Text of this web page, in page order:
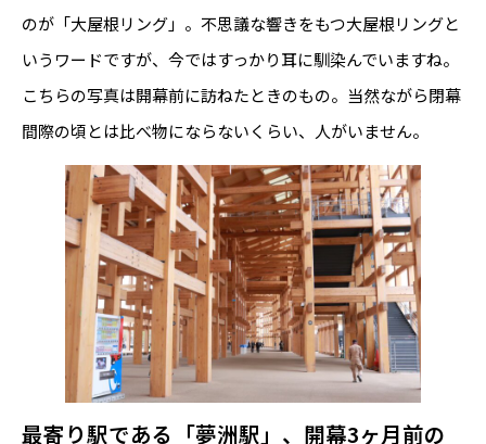
のが「大屋根リング」。不思議な響きをもつ大屋根リングと
いうワードですが、今ではすっかり耳に馴染んでいますね。
こちらの写真は開幕前に訪ねたときのもの。当然ながら閉幕
間際の頃とは比べ物にならないくらい、人がいません。
最寄り駅である「夢洲駅」、開幕3ヶ月前の